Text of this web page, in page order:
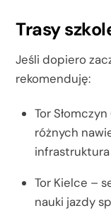
Trasy
Jeśli dopiero
rekomenduję:
Tor
różnych
infrastruktura
Tor Kielce –
nauki jazdy